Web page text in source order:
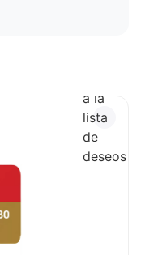
a la
lista
de
deseos